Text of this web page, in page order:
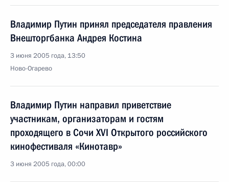
Владимир Путин принял председателя правления
Внешторгбанка Андрея Костина
3 июня 2005 года, 13:50
Ново-Огарево
Владимир Путин направил приветствие
участникам, организаторам и гостям
проходящего в Сочи XVI Открытого российского
кинофестиваля «Кинотавр»
3 июня 2005 года, 00:00